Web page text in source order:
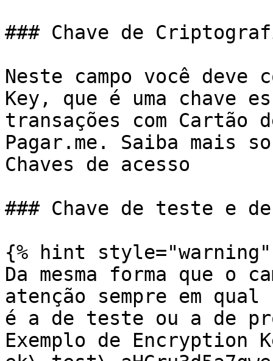
### Chave de
Neste campo você
Key, que é uma chave
transações com Cartão
Pagar.me. Saiba mais
Chaves de acesso
### Chave de teste e
{% hint style="warning"
Da mesma forma que o
atenção sempre em
é a de teste ou a de
Exemplo de Encryption